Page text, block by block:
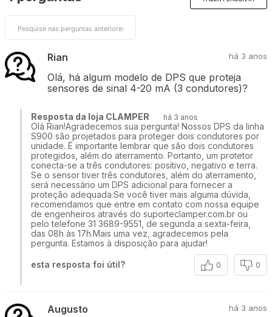
Rian há 3 anos
Olá, há algum modelo de DPS que proteja
sensores de sinal 4-20 mA (3 condutores)?
Resposta da loja CLAMPER há 3 anos
Olá Rian!Agradecemos sua pergunta! Nossos DPS da linha
S900 são projetados para proteger dois condutores por
unidade. É importante lembrar que são dois condutores
protegidos, além do aterramento. Portanto, um protetor
conecta-se a três condutores: positivo, negativo e terra.
Se o sensor tiver três condutores, além do aterramento,
será necessário um DPS adicional para fornecer a
proteção adequada.Se você tiver mais alguma dúvida,
recomendamos que entre em contato com nossa equipe
de engenheiros através do suporteclamper.com.br ou
pelo telefone 31 3689-9551, de segunda a sexta-feira,
das 08h às 17h.Mais uma vez, agradecemos pela
pergunta. Estamos à disposição para ajudar!
esta resposta foi útil? 0 0
Augusto há 3 anos